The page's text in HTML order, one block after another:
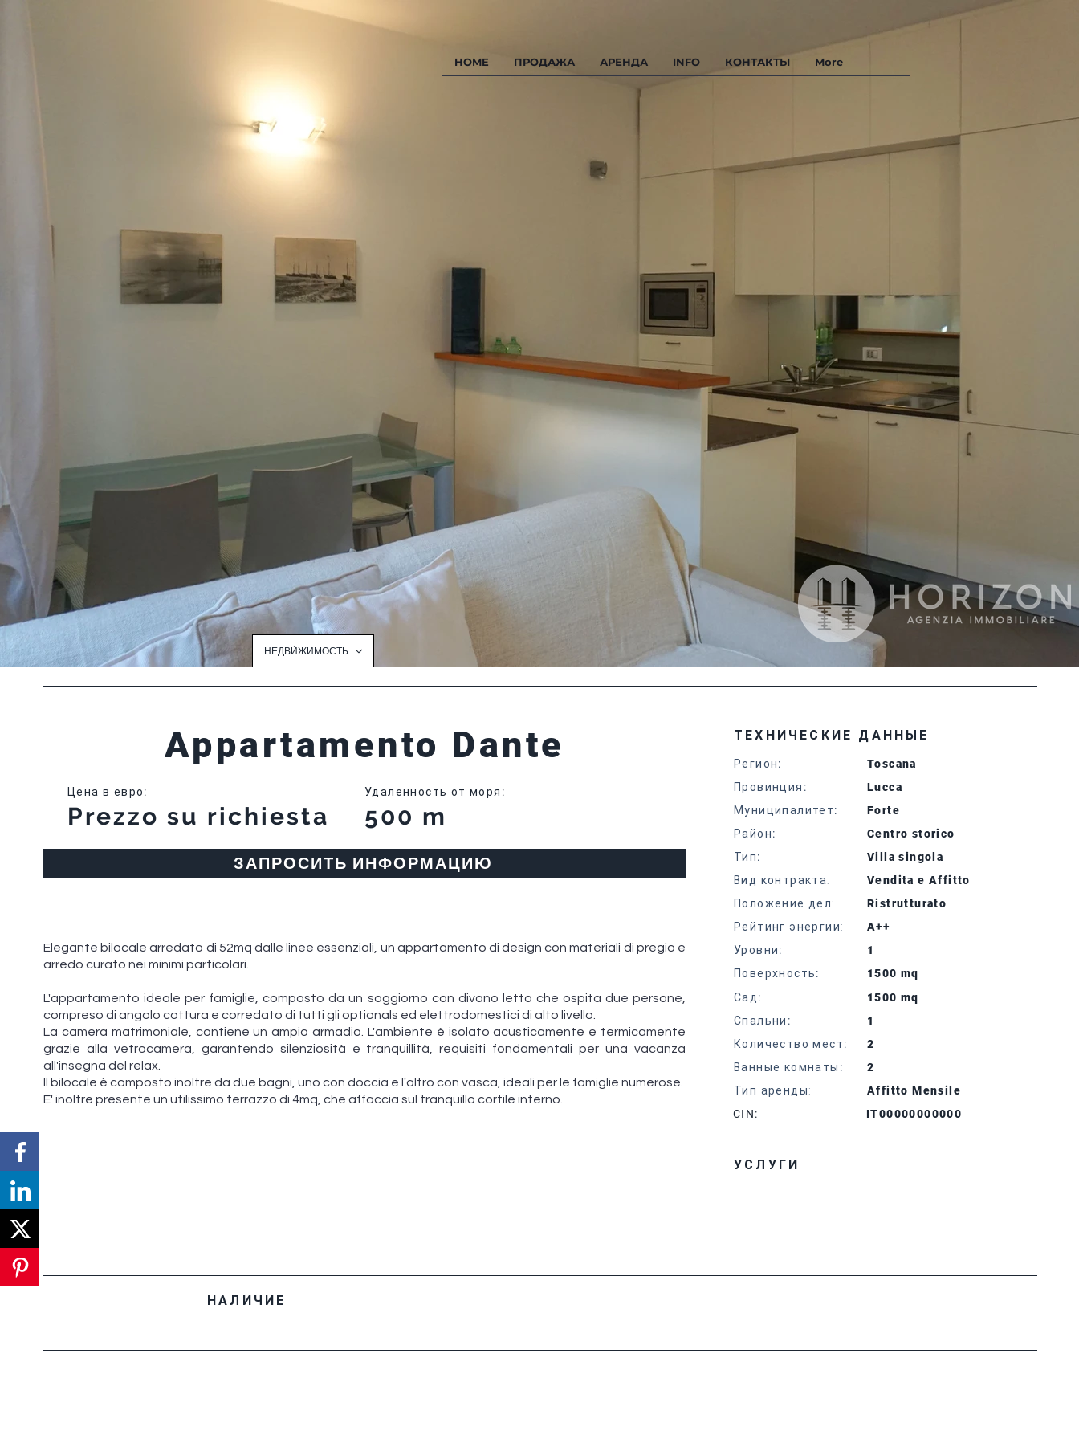
HOME ПРОДАЖА АРЕНДА INFO КОНТАКТЫ More
НЕДВИ́ЖИМОСТЬ
Appartamento Dante
Цена в евро:
Prezzo su richiesta
Удаленность от моря :
500 m
ЗАПРОСИТЬ ИНФОРМАЦИЮ
Elegante bilocale arredato di 52mq dalle linee essenziali, un appartamento di design con materiali di pregio e
arredo curato nei minimi particolari.
L'appartamento ideale per famiglie, composto da un soggiorno con divano letto che ospita due persone,
compreso di angolo cottura e corredato di tutti gli optionals ed elettrodomestici di alto livello.
La camera matrimoniale, contiene un ampio armadio. L'ambiente è isolato acusticamente e termicamente
grazie alla vetrocamera, garantendo silenziosità e tranquillità, requisiti fondamentali per una vacanza
all'insegna del relax.
Il bilocale è composto inoltre da due bagni, uno con doccia e l'altro con vasca, ideali per le famiglie numerose.
E' inoltre presente un utilissimo terrazzo di 4mq, che affaccia sul tranquillo cortile interno.
ТЕХНИЧЕСКИЕ ДАННЫЕ
Регион:
Toscana
Провинция :
Lucca
Муниципалитет:
Forte
Район:
Centro storico
Тип:
Villa singola
Вид контракта:
Vendita e Affitto
Положение дел:
Ristrutturato
Рейтинг энергии:
A++
Уровни:
1
Поверхность:
1500 mq
Сад:
1500 mq
Спальни :
1
Количество мест:
2
Ванные комнаты :
2
Тип аренды:
Affitto Mensile
CIN:
IT00000000000
УСЛУГИ
НАЛИЧИЕ